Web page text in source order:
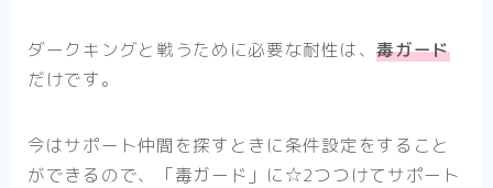
ダークキングと戦うために必要な耐性は、毒ガード
だけです。
今はサポート仲間を探すときに条件設定をすること
ができるので、「毒ガード」に☆2つつけてサポート